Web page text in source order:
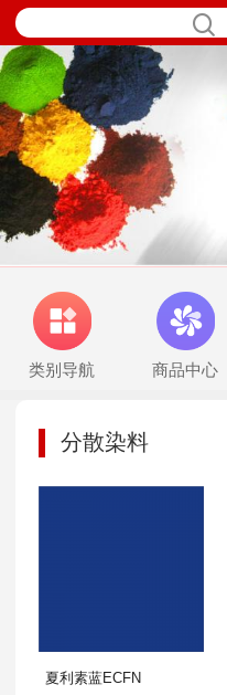
类别导航 商品中心
分散染料
夏利素蓝ECFN